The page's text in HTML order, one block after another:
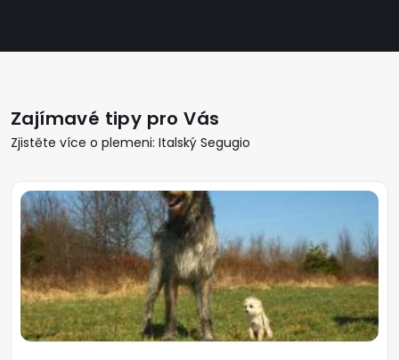
Zajímavé tipy pro Vás
Zjistěte více o plemeni: Italský Segugio